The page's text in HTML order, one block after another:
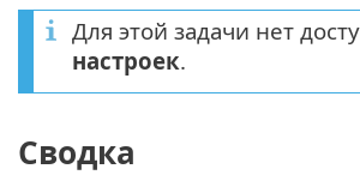
Для этой задачи нет
настроек.
Сводка